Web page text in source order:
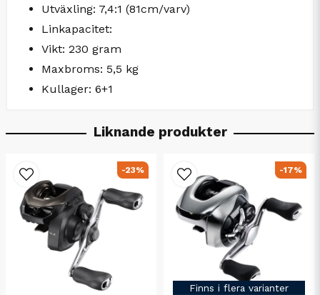
Utväxling: 7,4:1 (81cm/varv)
Linkapacitet:
Vikt: 230 gram
Maxbroms: 5,5 kg
Kullager: 6+1
Liknande produkter
-23%
Finns i flera varianter
-17%